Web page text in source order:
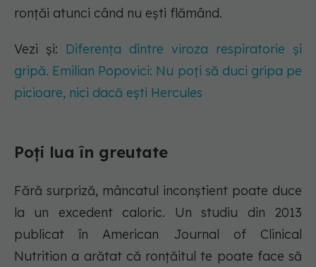
ronțăi atunci când nu ești flămând.
Vezi și: Diferența dintre viroza respiratorie și
gripă. Emilian Popovici: Nu poți să duci gripa pe
picioare, nici dacă ești Hercules
Poți lua în greutate
Fără surpriză, mâncatul inconștient poate duce
la un excedent caloric. Un studiu din 2013
publicat în American Journal of Clinical
Nutrition a arătat că ronțăitul te poate face să